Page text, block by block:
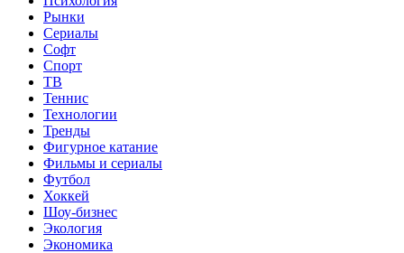
Рынки
Сериалы
Софт
Спорт
ТВ
Теннис
Технологии
Тренды
Фигурное катание
Фильмы и сериалы
Футбол
Хоккей
Шоу-бизнес
Экология
Экономика